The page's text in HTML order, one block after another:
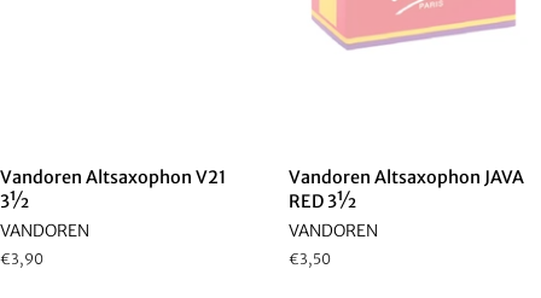
Vandoren Altsaxophon V21
3½
VANDOREN
Normaler
€3,90
Vandoren Altsaxophon JAVA
RED 3½
VANDOREN
Normaler
€3,50